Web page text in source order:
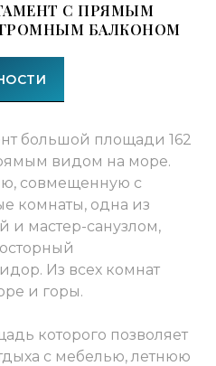
С ПРЯМЫМ
БАЛКОНОМ
большой площади 162
видом на море.
совмещенную с
комнаты, одна из
и мастер-санузлом,
Из всех комнат
и горы.
которого позволяет
с мебелью, летнюю
ЗОНЫ
—
на
которого
с
с видом на
обедов